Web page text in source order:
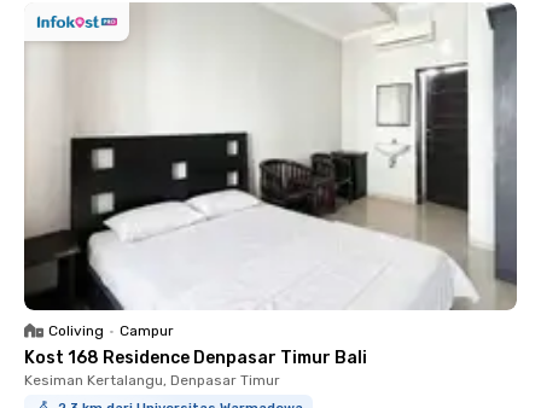
Coliving • Campur
Kost 168 Residence Denpasar Timur Bali
Kesiman Kertalangu, Denpasar Timur